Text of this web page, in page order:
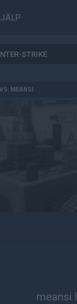
STRIKE
MEANSI
meansi